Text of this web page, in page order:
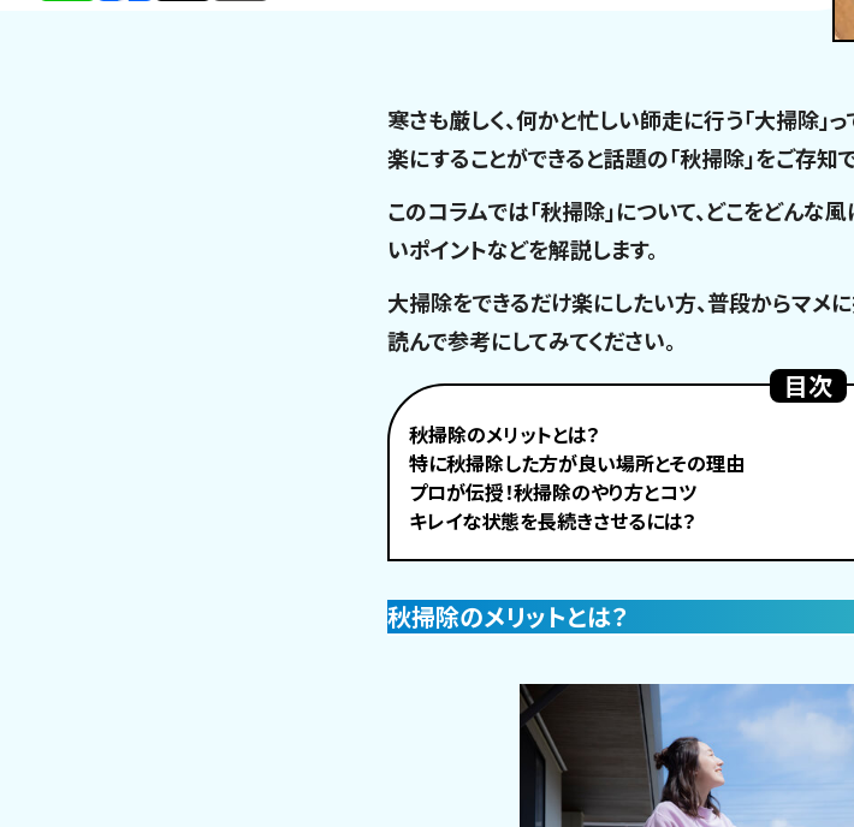
寒さも厳しく、何かと忙しい師走に行う「大掃除」
楽にすることができると話題の「秋掃除」をご存知で
このコラムでは「秋掃除」について、どこをどんな
いポイントなどを解説します。
大掃除をできるだけ楽にしたい方、普段からマメ
読んで参考にしてみてください。
目次
秋掃除のメリットとは？
特に秋掃除した方が良い場所とその理由
プロが伝授！秋掃除のやり方とコツ
キレイな状態を長続きさせるには？
秋掃除のメリットとは？